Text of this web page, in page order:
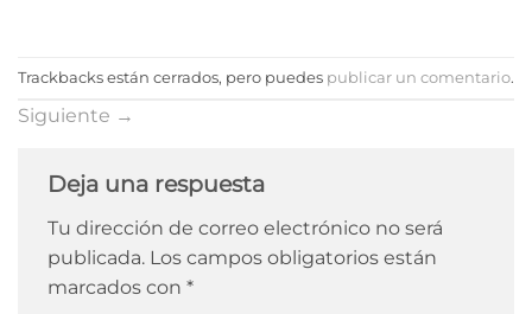
Trackbacks están cerrados, pero puedes publicar un comentario.
Siguiente →
Deja una respuesta
Tu dirección de correo electrónico no será
publicada. Los campos obligatorios están
marcados con *